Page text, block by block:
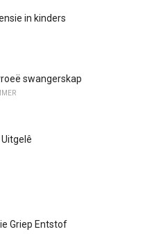
in kinders
swangerskap
Griep Entstof